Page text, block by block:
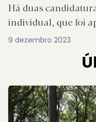
Há duas
individual, que foi
9 dezembro 2023